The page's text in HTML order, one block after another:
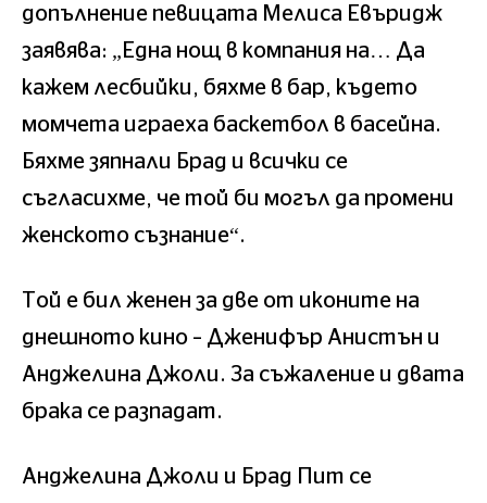
допълнение певицата Мелиса Евъридж
заявява: „Една нощ в компания на… Да
кажем лесбийки, бяхме в бар, където
момчета играеха баскетбол в басейна.
Бяхме зяпнали Брад и всички се
съгласихме, че той би могъл да промени
женското съзнание“.
Той е бил женен за две от иконите на
днешното кино – Дженифър Анистън и
Анджелина Джоли. За съжаление и двата
брака се разпадат.
Анджелина Джоли и Брад Пит се